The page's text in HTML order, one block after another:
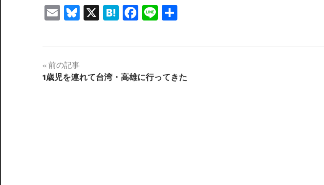
EmailBluesky
X Hatena
Facebook
Line
投
稿
前の記事
1歳児を連れて台湾・高雄に行ってきた